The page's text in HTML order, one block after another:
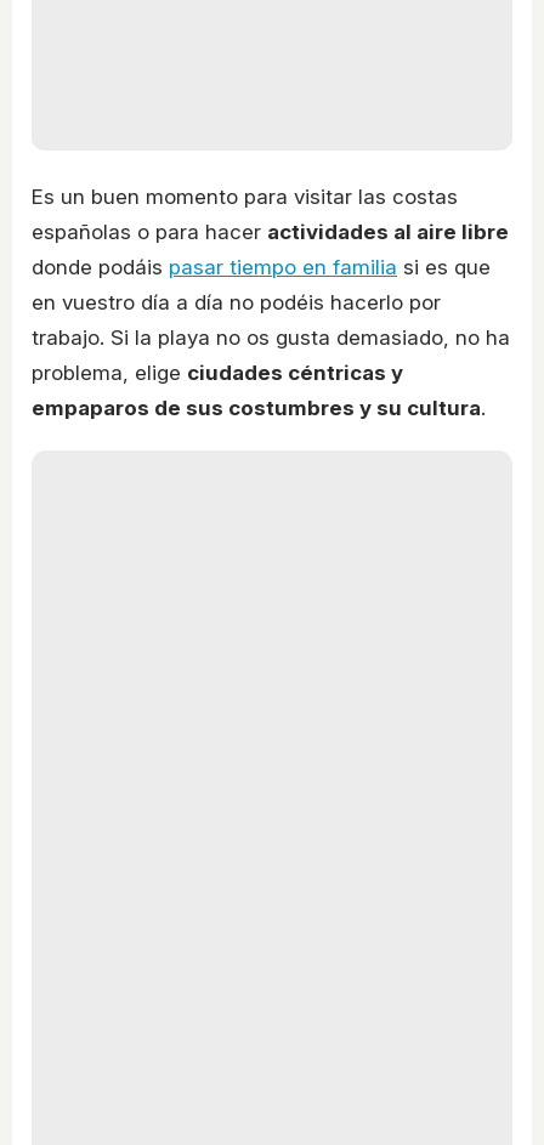
Es un buen momento para visitar las costas
españolas o para hacer actividades al aire libre
donde podáis pasar tiempo en familia si es que
en vuestro día a día no podéis hacerlo por
trabajo. Si la playa no os gusta demasiado, no ha
problema, elige ciudades céntricas y
empaparos de sus costumbres y su cultura.